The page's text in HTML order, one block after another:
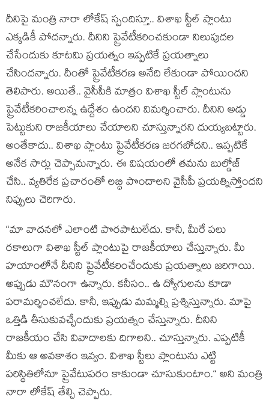
దీనిపై మంత్రి నారా లోకేష్ స్పందిస్తూ.. విశాఖ స్టీల్ ప్లాంటు
ఎక్క‌డికీ పోద‌న్నారు. దీనిని ప్రైవేటీక‌రించ‌కుండా నిలుపుద‌ల
చేసేందుకు కూట‌మి ప్ర‌య‌త్నం ఇప్ప‌టికే ప్ర‌య‌త్నాలు
చేసింద‌న్నారు. దీంతో ప్రైవేటీక‌ర‌ణ అనేది లేకుండా పోయింద‌ని
తెలిపారు. అయితే.. వైసీపీకి మాత్రం విశాఖ స్టీల్ ప్లాంటును
ప్రైవేటీక‌రించాల‌న్న ఉద్దేశం ఉంద‌ని విమ‌ర్శించారు. దీనిని అడ్డు
పెట్టుకుని రాజ‌కీయాలు చేయాల‌ని చూస్తున్నార‌ని దుయ్య‌బ‌ట్టారు.
అంతేకాదు.. విశాఖ ప్లాంటు ప్రైవేటీక‌ర‌ణ జ‌ర‌గ‌బోద‌ని.. ఇప్ప‌టికే
అనేక సార్లు చెప్పామ‌న్నారు. ఈ విష‌యంలో త‌మను బుల్డోజ్
చేసి.. వ్య‌తిరేక ప్ర‌చారంతో ల‌బ్ధి పొందాల‌ని వైసీపీ ప్ర‌య‌త్నిస్తోంద‌ని
నిప్పులు చెరిగారు.
“మా వాద‌న‌లో ఎలాంటి పొర‌పాటులేదు. కానీ, మీరే ప‌లు
ర‌కాలుగా విశాఖ స్టీల్ ప్లాంటుపై రాజ‌కీయాలు చేస్తున్నారు. మీ
హ‌యాంలోనే దీనిని ప్రైవేటీక‌రించేందుకు ప్ర‌య‌త్నాలు జ‌రిగాయి.
అప్పుడు మౌనంగా ఉన్నారు. క‌నీసం.. ఉ ద్యోగుల‌ను కూడా
ప‌రామ‌ర్శించ‌లేదు. కానీ, ఇప్పుడు మ‌మ్మల్ని ప్ర‌శ్నిస్తున్నారు. మాపై
ఒత్తిడి తీసుకువ‌చ్చేందుకు ప్ర‌య‌త్నం చేస్తున్నారు. దీనిని
రాజ‌కీయం చేసి వివాదాల‌కు దిగాల‌ని.. చూస్తున్నారు. ఎప్ప‌టికీ
మీకు ఆ అవ‌కాశం ఇవ్వం. విశాఖ స్టీలు ప్లాంటును ఎట్టి
ప‌రిస్థితిలోనూ ప్రైవేటుప‌రం కాకుండా చూసుకుంటాం.“ అని మంత్రి
నారా లోకేష్ తేల్చి చెప్పారు.